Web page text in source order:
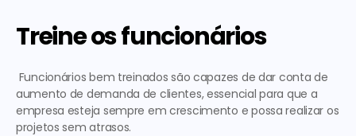
Treine os funcionários
aumento de demanda de clientes, essencial para que a
empresa esteja sempre em crescimento e possa realizar os
projetos sem atrasos.